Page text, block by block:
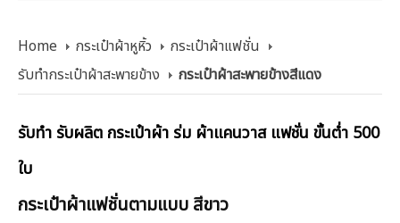
Home กระเป๋าผ้าหูหิ้ว
กระเป๋าผ้าแฟชั่น
รับทำกระเป๋าผ้าสะพายข้าง
กระเป๋าผ้าสะพายข้างสีแดง
รับทำ รับผลิต กระเป๋าผ้า ร่ม ผ้าแคนวาส แฟชั่น ขั้นต่ำ 500
ใบ
กระเป๋าผ้าแฟชั่นตามแบบ สีขาว